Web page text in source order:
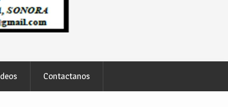
Contactanos